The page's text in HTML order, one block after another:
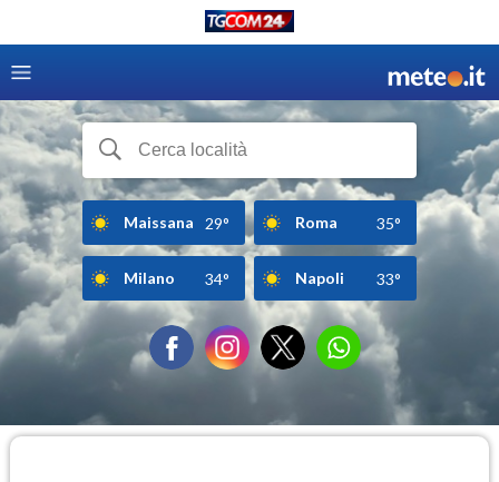
Maissana 29° Roma 35°
Milano 34° Napoli 33°